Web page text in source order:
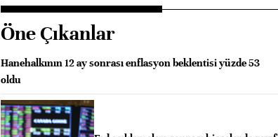
Öne Çıkanlar
Hanehalkının 12 ay sonrası enflasyon beklentisi yüzde 53
oldu